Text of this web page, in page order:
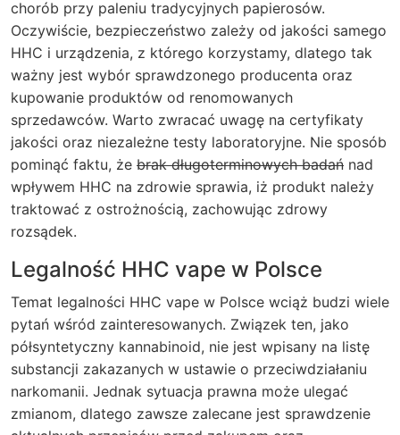
chorób przy paleniu tradycyjnych papierosów.
Oczywiście, bezpieczeństwo zależy od jakości samego
HHC i urządzenia, z którego korzystamy, dlatego tak
ważny jest wybór sprawdzonego producenta oraz
kupowanie produktów od renomowanych
sprzedawców. Warto zwracać uwagę na certyfikaty
jakości oraz niezależne testy laboratoryjne. Nie sposób
pominąć faktu, że brak długoterminowych badań nad
wpływem HHC na zdrowie sprawia, iż produkt należy
traktować z ostrożnością, zachowując zdrowy
rozsądek.
Legalność HHC vape w Polsce
Temat legalności HHC vape w Polsce wciąż budzi wiele
pytań wśród zainteresowanych. Związek ten, jako
półsyntetyczny kannabinoid, nie jest wpisany na listę
substancji zakazanych w ustawie o przeciwdziałaniu
narkomanii. Jednak sytuacja prawna może ulegać
zmianom, dlatego zawsze zalecane jest sprawdzenie